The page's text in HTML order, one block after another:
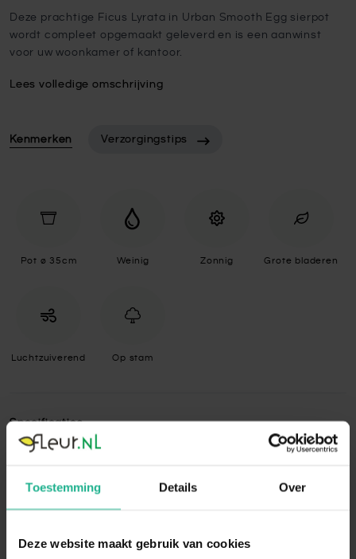
Toestemming Details Over
Deze website maakt gebruik van cookies
Deze prachtige Ficus Lyrata in Urban Smooth Egg sierpot
wordt compleet opgemaakt geleverd en is een aanwinst
voor uw woonkamer of kantoor.
Lees volledige omschrijving
Kenmerken Verzorgingstips
Pot ø 35cm Weinig Zonnig Grote bladeren
Luchtzuiverend Op stam
Specificaties
De Ficus staat graag op een plek met veel
aanmaakt. Zet de Ficus daarom het liefst